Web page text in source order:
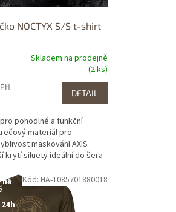
NOCTYX S/S t-shirt
Skladem na prodejně
(2 ks)
DETAIL
pohodlné a funkční
materiál pro
maskování AXIS
krytí siluety ideální do šera
na
24h
Kód: HA-1085701880018